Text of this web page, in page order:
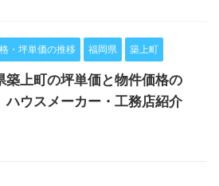
・坪単価の推移 福岡県 築上町
築上町の坪単価と物件価格の
ハウスメーカー・工務店紹介